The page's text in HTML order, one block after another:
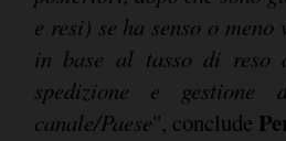
e resi) se ha senso o meno
in base al tasso di
spedizione e
canale/Paese", conclude